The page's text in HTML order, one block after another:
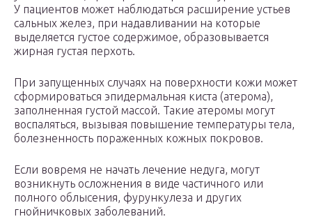
У пациентов может наблюдаться расширение устьев
сальных желез, при надавливании на которые
выделяется густое содержимое, образовывается
жирная густая перхоть.
При запущенных случаях на поверхности кожи может
сформироваться эпидермальная киста (атерома),
заполненная густой массой. Такие атеромы могут
воспаляться, вызывая повышение температуры тела,
болезненность пораженных кожных покровов.
Если вовремя не начать лечение недуга, могут
возникнуть осложнения в виде частичного или
полного облысения, фурункулеза и других
гнойничковых заболеваний.